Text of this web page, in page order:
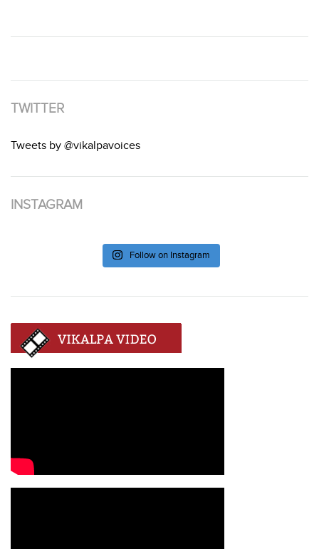
TWITTER
Tweets by @vikalpavoices
INSTAGRAM
Follow on Instagram